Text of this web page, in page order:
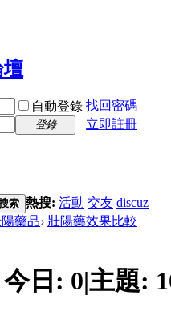
自動登錄 找回密碼
登錄
立即註冊
索 熱搜: 活動 交友 discuz
藥品› 壯陽藥效果比較
今日: 0|主題: